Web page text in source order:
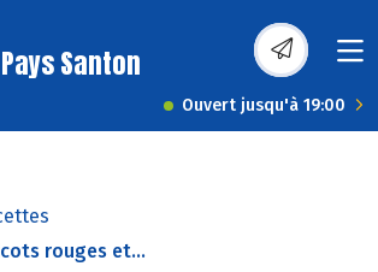
Santon
Ouvert jusqu'à 19:00
rouges et...